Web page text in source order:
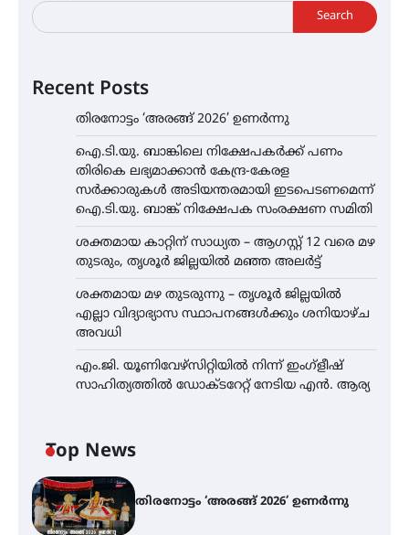
Search
Recent Posts
തിരനോട്ടം ‘അരങ്ങ് 2026’ ഉണർന്നു
ഐ.ടി.യു. ബാങ്കിലെ നിക്ഷേപകർക്ക് പണം
തിരികെ ലഭ്യമാക്കാൻ കേന്ദ്ര-കേരള
സർക്കാരുകൾ അടിയന്തരമായി ഇടപെടണമെന്ന്
ഐ.ടി.യു. ബാങ്ക് നിക്ഷേപക സംരക്ഷണ സമിതി
ശക്തമായ കാറ്റിന് സാധ്യത – ആഗസ്റ്റ് 12 വരെ മഴ
തുടരും, തൃശൂർ ജില്ലയിൽ മഞ്ഞ അലർട്ട്
ശക്തമായ മഴ തുടരുന്നു – തൃശൂർ ജില്ലയിൽ
എല്ലാ വിദ്യാഭ്യാസ സ്ഥാപനങ്ങൾക്കും ശനിയാഴ്ച
അവധി
എം.ജി. യൂണിവേഴ്‌സിറ്റിയിൽ നിന്ന് ഇംഗ്ളീഷ്
സാഹിത്യത്തിൽ ഡോക്ടറേറ്റ് നേടിയ എൻ. ആര്യ
Top News
തിരനോട്ടം ‘അരങ്ങ് 2026’ ഉണർന്നു